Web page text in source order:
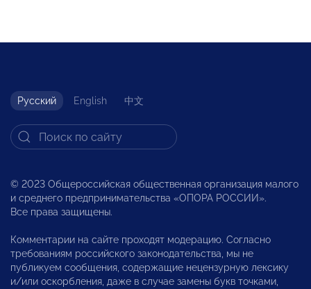
Русский English 中文
© 2023 Общероссийская общественная организация малого
и среднего предпринимательства «ОПОРА РОССИИ».
Все права защищены.
Комментарии на сайте проходят модерацию. Согласно
требованиям российского законодательства, мы не
публикуем сообщения, содержащие нецензурную лексику
и/или оскорбления, даже в случае замены букв точками,